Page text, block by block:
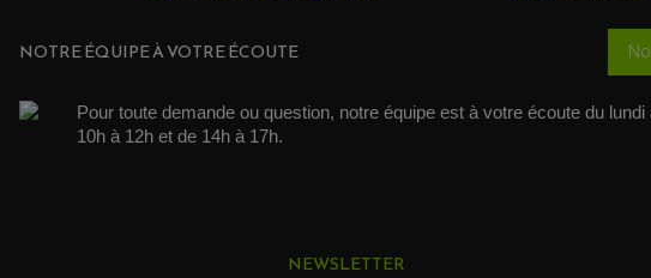
NOTRE ÉQUIPE À VOTRE ÉCOUTE
Pour toute demande ou question, notre équipe est à votre écoute du lundi
10h à 12h et de 14h à 17h.
NEWSLETTER